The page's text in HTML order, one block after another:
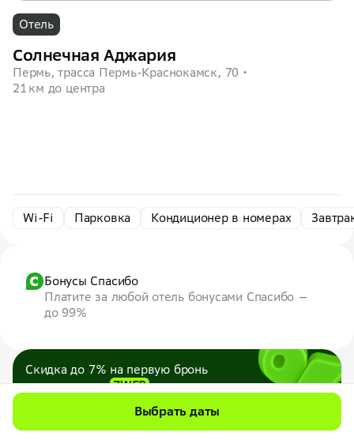
Отель
Солнечная Аджария
Пермь, трасса Пермь-Краснокамск, 70
21 км до центра
Wi-Fi Парковка Кондиционер в номерах
Бонусы Спасибо
Платите за любой отель бонусами Спасибо —
до 99%
Скидка до 7% на первую бронь
по промокоду 7WEB
Выбрать даты